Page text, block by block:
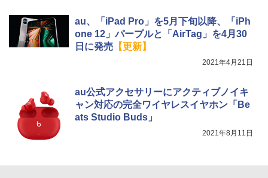
au、「iPad Pro」を5月下旬以降、「iPh
one 12」パープルと「AirTag」を4月30
日に発売【更新】
2021年4月21日
au公式アクセサリーにアクティブノイキ
ャン対応の完全ワイヤレスイヤホン「Be
ats Studio Buds」
2021年8月11日